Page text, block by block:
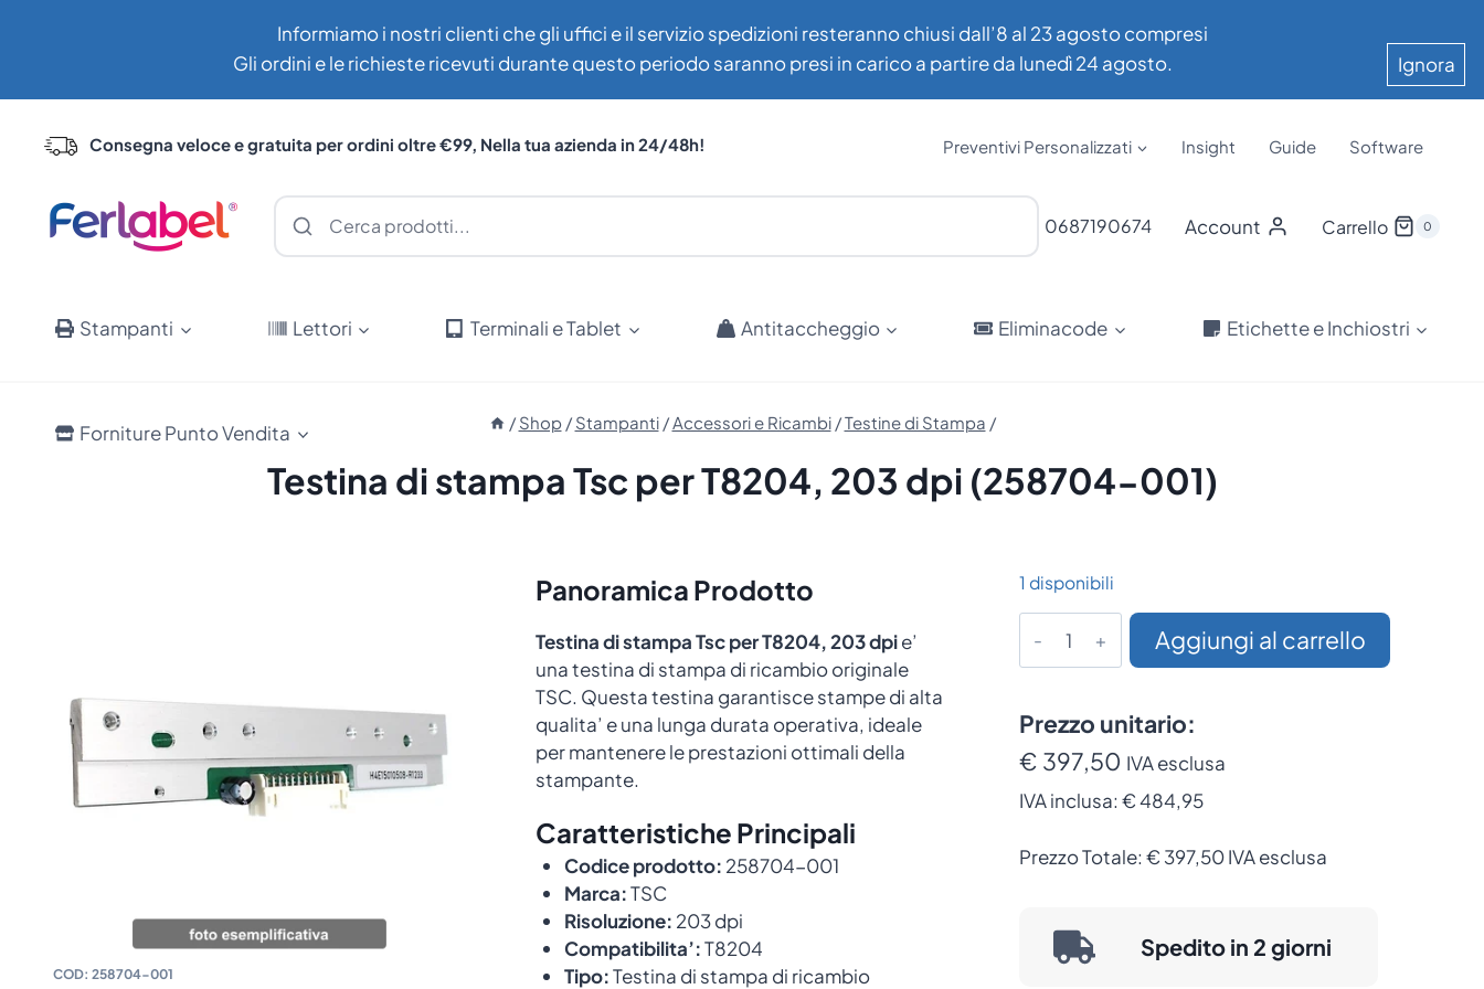
Informiamo i nostri clienti che gli uffici e il servizio spedizioni resteranno chiusi dall’8 al 23 agosto compresi
Gli ordini e le richieste ricevuti durante questo periodo saranno presi in carico a partire da lunedì 24 agosto.
Ignora
Consegna veloce e gratuita per ordini oltre €99, Nella tua azienda in 24/48h! Preventivi Personalizzati Insight Guide Software
0687190674 Account Carrello 0
Stampanti Lettori Terminali e Tablet Antitaccheggio Eliminacode Etichette e Inchiostri
Forniture Punto Vendita / Shop / Stampanti /Accessori e Ricambi /Testine di Stampa /
Testina di stampa Tsc per T8204, 203 dpi (258704-001)
COD: 258704-001
Panoramica Prodotto
Testina di stampa Tsc per T8204, 203 dpie’
una testina di stampa di ricambio originale
TSC. Questa testina garantisce stampe di alta
qualita’ e una lunga durata operativa, ideale
per mantenere le prestazioni ottimali della
stampante.
Caratteristiche Principali
Codice prodotto: 258704-001
Marca:TSC
Risoluzione: 203 dpi
Compatibilita’:T8204
Tipo:Testina di stampa di ricambio
1 disponibili
Tsc
T8204,
203
(258704-
quantità
Aggiungi al carrello
Prezzo unitario:
€ 397,50 IVA esclusa
IVA inclusa: € 484,95
Prezzo Totale: € 397,50IVA esclusa
Spedito in 2 giorni